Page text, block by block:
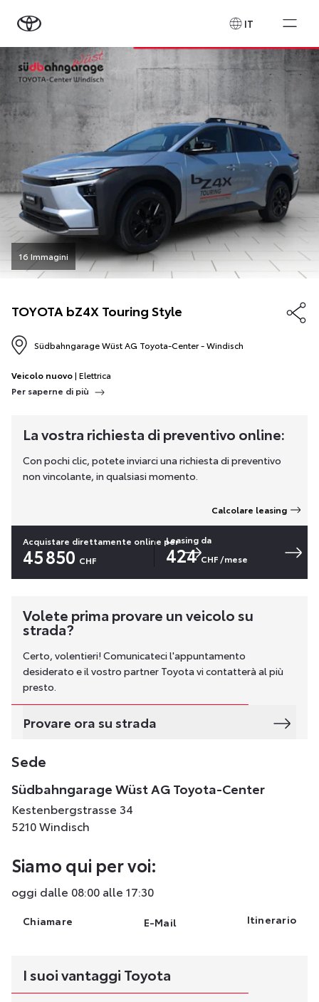
IT
16 Immagini
TOYOTA bZ4X Touring Style
Südbahngarage Wüst AG Toyota-Center - Windisch
Veicolo nuovo| Elettrica
Per saperne di più
La vostra richiesta di preventivo online:
Con pochi clic, potete inviarci una richiesta di preventivo
non vincolante, in qualsiasi momento.
Calcolare leasing
Acquistare direttamente online per
45 850 CHF
Leasing da
424 CHF/mese
Volete prima provare un veicolo su
strada?
Certo, volentieri! Comunicateci l'appuntamento
desiderato e il vostro partner Toyota vi contatterà al più
presto.
Provare ora su strada
Sede
Südbahngarage Wüst AG Toyota-Center
Kestenbergstrasse 34
5210 Windisch
Siamo qui per voi:
oggi dalle 08:00 alle 17:30
Chiamare E-Mail Itinerario
I suoi vantaggi Toyota